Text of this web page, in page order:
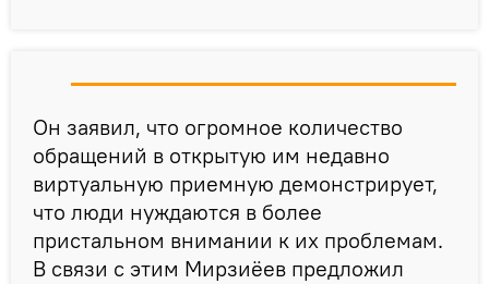
Он заявил, что огромное количество
обращений в открытую им недавно
виртуальную приемную демонстрирует,
что люди нуждаются в более
пристальном внимании к их проблемам.
В связи с этим Мирзиёев предложил